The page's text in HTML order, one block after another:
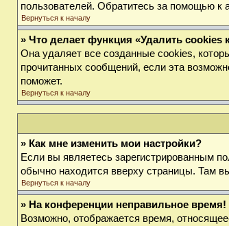
пользователей. Обратитесь за помощью к
Вернуться к началу
» Что делает функция «Удалить cookies
Она удаляет все созданные cookies,
прочитанных сообщений, если эта
поможет.
Вернуться к началу
» Как мне изменить мои настройки?
Если вы являетесь зарегистрированным
обычно находится вверху страницы. Там
Вернуться к началу
» На конференции неправильное время!
Возможно, отображается время,